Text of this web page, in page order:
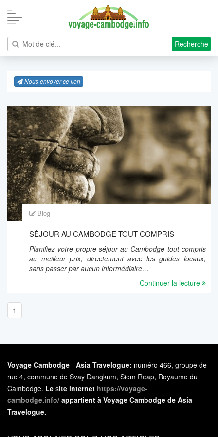
Recherche
Nous envoyer ce lien
Blog
SÉJOUR AU CAMBODGE TOUT COMPRIS
Planifiez votre propre séjour au Cambodge tout compris
au meilleur prix, directement avec les guides locaux,
sans passer par aucun intermédiaire…
Continuer la lecture
1
Voyage Cambodge - Asia Travelogue: numéro 466, groupe de
rue 4, commune de Svay Dangkum, Siem Reap, Royaume du
Cambodge. Le site internet https://voyage-
cambodge.info/ appartient à Voyage Cambodge de Asia
Travelogue.